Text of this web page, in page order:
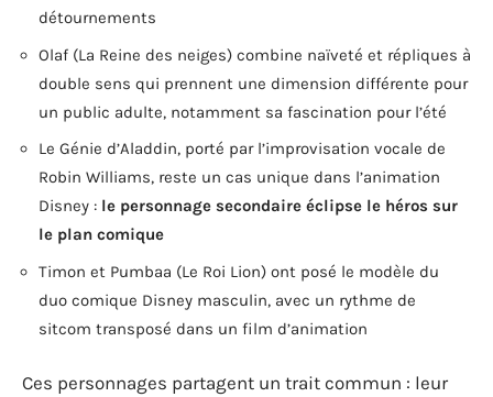
détournements
Olaf (La Reine des neiges) combine naïveté et répliques à
double sens qui prennent une dimension différente pour
un public adulte, notamment sa fascination pour l’été
Le Génie d’Aladdin, porté par l’improvisation vocale de
Robin Williams, reste un cas unique dans l’animation
Disney : le personnage secondaire éclipse le héros sur
le plan comique
Timon et Pumbaa (Le Roi Lion) ont posé le modèle du
duo comique Disney masculin, avec un rythme de
sitcom transposé dans un film d’animation
Ces personnages partagent un trait commun : leur